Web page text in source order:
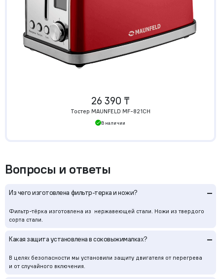
Вопросы и ответы
Из чего изготовлена фильтр-терка и ножи? –
Фильтр-тёрка изготовлена из нержавеющей стали. Ножи из твердого
сорта стали.
Какая защита установлена в соковыжималках? –
В целях безопасности мы установили защиту двигателя от перегрева
и от случайного включения.
26 390 ₸
Тостер MAUNFELD MF-821CH
В наличии